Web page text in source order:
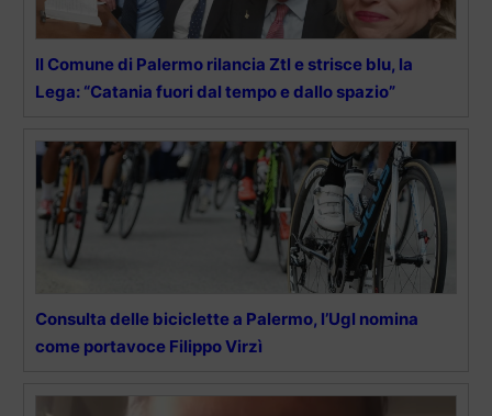
Il Comune di Palermo rilancia Ztl e strisce blu, la
Lega: “Catania fuori dal tempo e dallo spazio”
Consulta delle biciclette a Palermo, l’Ugl nomina
come portavoce Filippo Virzì